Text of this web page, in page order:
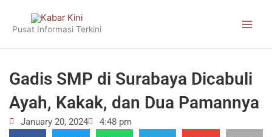
content
Pusat Informasi Terkini
Gadis SMP di Surabaya Dicabuli
Ayah, Kakak, dan Dua Pamannya
January 20, 2024 4:48 pm